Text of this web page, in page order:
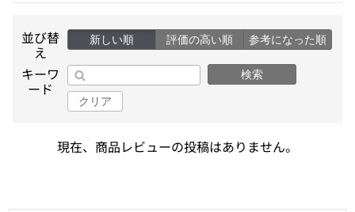
並び替
え
新しい順 評価の高い順 参考になった順
キーワ
ード
検索
クリア
現在、商品レビューの投稿はありません。